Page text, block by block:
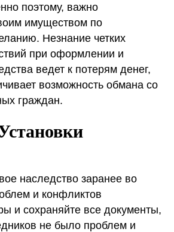
поэтому, важно
имуществом по
Незнание четких
при оформлении и
ведет к потерям денег,
возможность обмана со
граждан.
наследство заранее во
и конфликтов
и сохраняйте все документы,
не было проблем и